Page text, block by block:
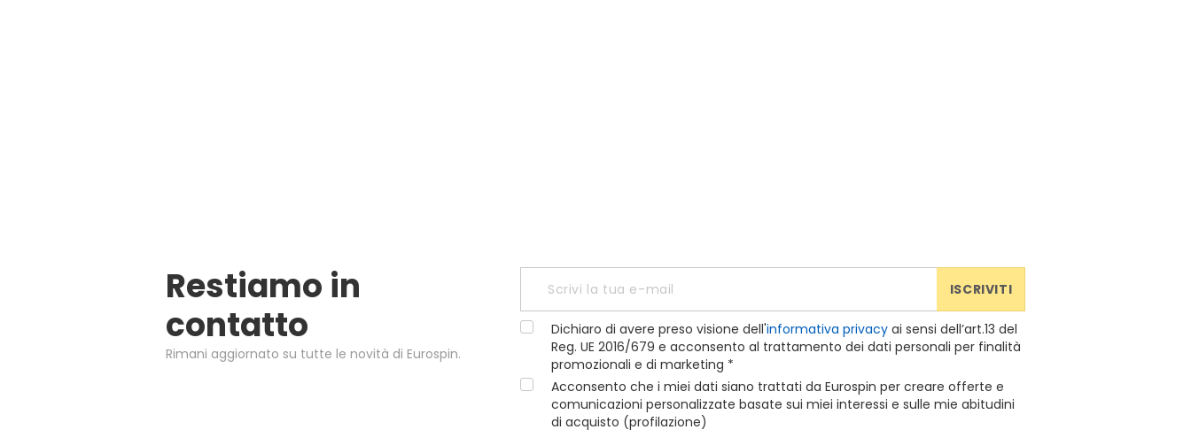
Restiamo in
contatto
Rimani aggiornato su tutte le novità di Eurospin.
ISCRIVITI
Dichiaro di avere preso visione dell'informativa privacyai sensi dell’art.13 del
Reg. UE 2016/679 e acconsento al trattamento dei dati personali per finalità
promozionali e di marketing *
Acconsento che i miei dati siano trattati da Eurospin per creare offerte e
comunicazioni personalizzate basate sui miei interessi e sulle mie abitudini
di acquisto (profilazione)